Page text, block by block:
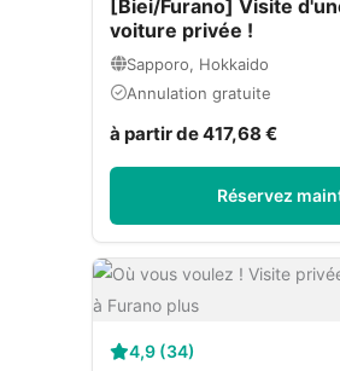
[Biei/Furano] Visite
voiture privée !
Sapporo, Hokkaido
Annulation gratuite
à partir de 417,68 €
Réservez
4,9 (34)